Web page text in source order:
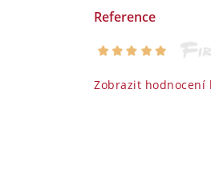
Reference
Zobrazit hodnocení